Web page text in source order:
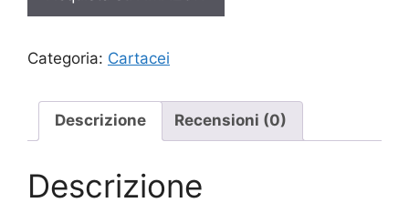
era:
è:
Categoria: Cartacei
Descrizione Recensioni (0)
Descrizione